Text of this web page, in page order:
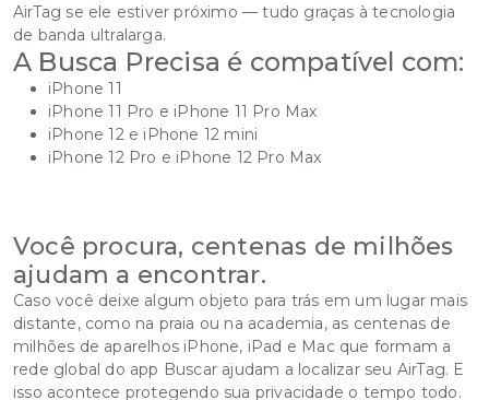
AirTag se ele estiver próximo — tudo graças à tecnologia
de banda ultralarga.
A Busca Precisa é compatível com:
iPhone 11
iPhone 11 Pro e iPhone 11 Pro Max
iPhone 12 e iPhone 12 mini
iPhone 12 Pro e iPhone 12 Pro Max
Você procura, centenas de milhões
ajudam a encontrar.
Caso você deixe algum objeto para trás em um lugar mais
distante, como na praia ou na academia, as centenas de
milhões de aparelhos iPhone, iPad e Mac que formam a
rede global do app Buscar ajudam a localizar seu AirTag. E
isso acontece protegendo sua privacidade o tempo todo.